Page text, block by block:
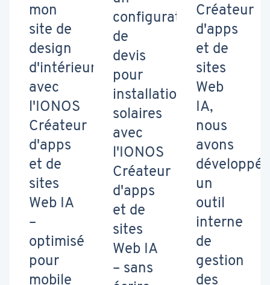
mon
site de
design
d'intérieur
avec
l'IONOS
Créateur
d'apps
et de
sites
Web IA
–
optimisé
pour
mobile
configurateur
de
devis
pour
installations
solaires
avec
l'IONOS
Créateur
d'apps
et de
sites
Web IA
– sans
Créateur
d'apps
et de
sites
Web
IA,
nous
avons
développé
un
outil
interne
de
gestion
des